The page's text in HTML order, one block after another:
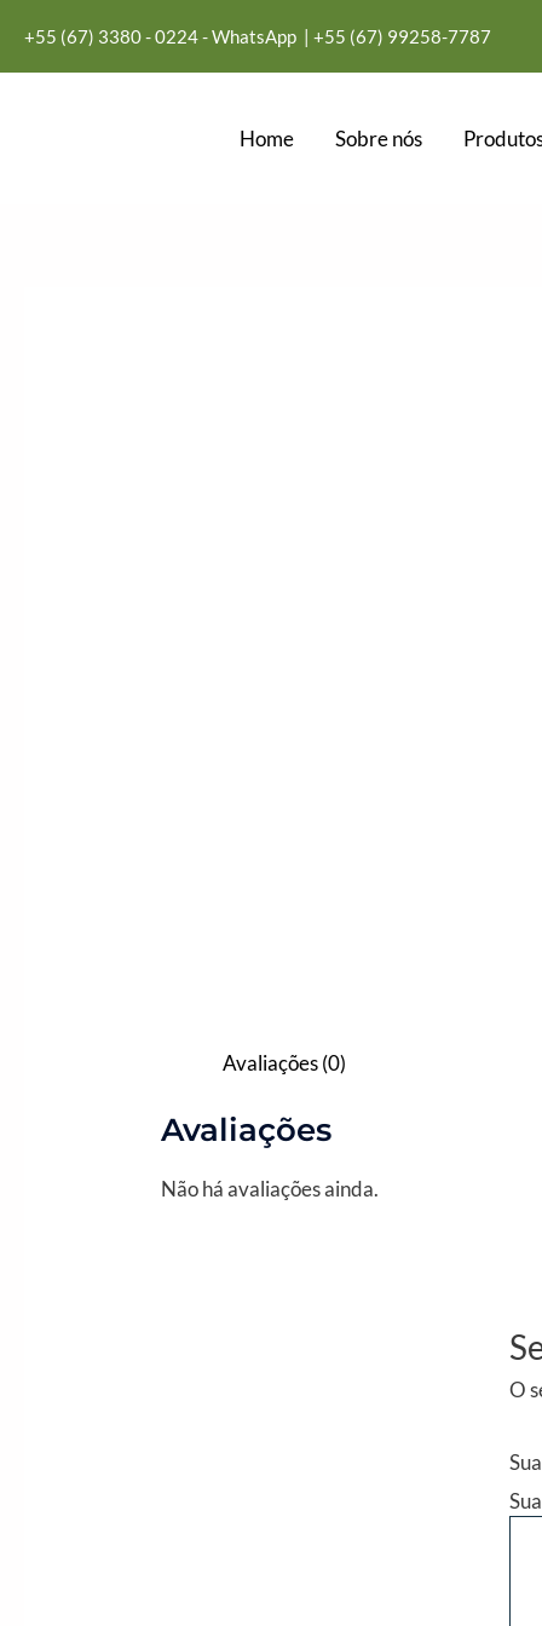
para
o
+55 (67) 3380 - 0224 - WhatsApp | +55 (67) 99258-7787
Home Sobre nós
Avaliações (0)
Avaliações
Não há avaliações ainda.
O